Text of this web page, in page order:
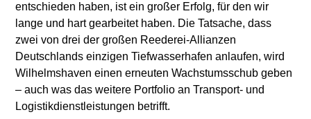
entschieden haben, ist ein großer Erfolg, für den wir
lange und hart gearbeitet haben. Die Tatsache, dass
zwei von drei der großen Reederei-Allianzen
Deutschlands einzigen Tiefwasserhafen anlaufen, wird
Wilhelmshaven einen erneuten Wachstumsschub geben
– auch was das weitere Portfolio an Transport- und
Logistikdienstleistungen betrifft.